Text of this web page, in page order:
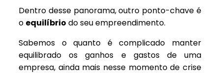
Dentro desse panorama, outro ponto-chave é
o equilíbrio do seu empreendimento.
Sabemos o quanto é complicado manter
equilibrado os ganhos e gastos de uma
empresa, ainda mais nesse momento de crise